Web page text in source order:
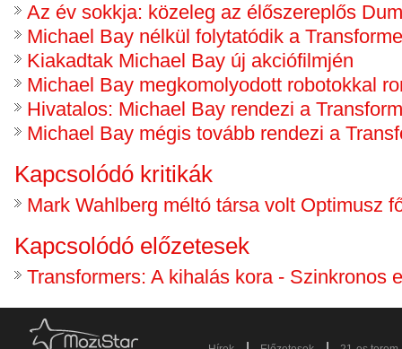
Az év sokkja: közeleg az élőszereplős
Michael Bay nélkül folytatódik a
Kiakadtak Michael Bay új akciófilmjén
Michael Bay megkomolyodott robotokkal
Hivatalos: Michael Bay rendezi a
Michael Bay mégis tovább rendezi a
Kapcsolódó kritikák
Mark Wahlberg méltó társa volt Optimusz
Kapcsolódó előzetesek
Transformers: A kihalás kora - Szinkronos